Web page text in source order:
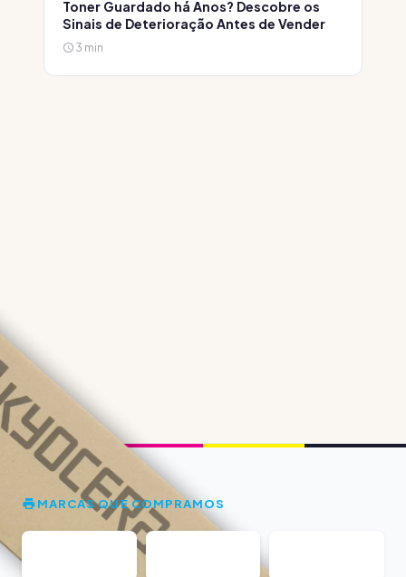
Toner Guardado há Anos? Descobre os
Sinais de Deterioração Antes de Vender
3 min
MARCAS QUE COMPRAMOS